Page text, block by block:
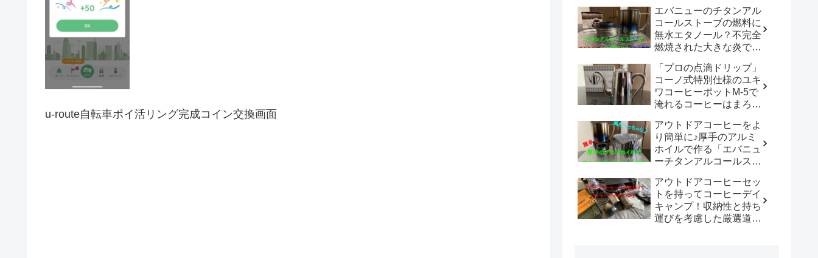
u-route自転車ポイ活リング完成コイン交換画面
「WDC-185開封レビュ
ー」
エバニューのチタンアル
コールストーブの燃料に
無水エタノール？不完全
燃焼された大きな炎でチ
沸かしてコーヒーを楽し
む。
「プロの点滴ドリップ」
コーノ式特別仕様のユキ
ワコーヒーポットM-5で
淹れるコーヒーはまろや
アウトドアコーヒーをよ
り簡単に♪厚手のアルミ
ホイルで作る「エバニュ
ーチタンアルコールスト
手は既製品以上？？
アウトドアコーヒーセッ
トを持ってコーヒーデイ
キャンプ！収納性と持ち
運びを考慮した厳選道具